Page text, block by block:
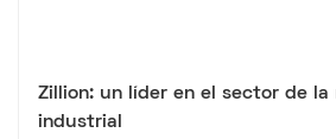
Zillion: un líder en el sector de la
industrial